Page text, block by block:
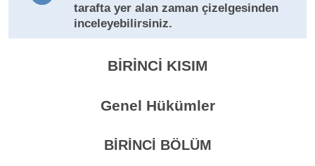
tarafta yer alan zaman çizelgesinden
inceleyebilirsiniz.
BİRİNCİ KISIM
Genel Hükümler
BİRİNCİ BÖLÜM